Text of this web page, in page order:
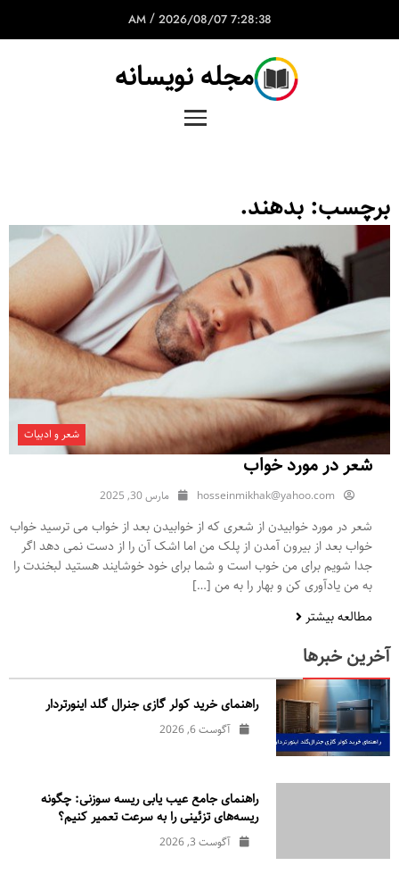
7:28:38 AM
/ 2026/08/07
مجله نویسانه
برچسب: بدهند.
شعر و ادبیات
شعر در مورد خواب
hosseinmikhak@yahoo.com مارس 30, 2025
شعر در مورد خوابیدن از شعری که از خوابیدن بعد از خواب می ترسید خواب
خواب بعد از بیرون آمدن از پلک من اما اشک آن را از دست نمی دهد اگر
جدا شویم برای من خوب است و شما برای خود خوشایند هستید لبخندت را
به من یادآوری کن و بهار را به من […]
مطالعه بیشتر
آخرین خبرها
راهنمای خرید کولر گازی جنرال‌ گلد اینورتر‌دار
آگوست 6, 2026
راهنمای جامع عیب یابی ریسه سوزنی: چگونه
ریسه‌های تزئینی را به سرعت تعمیر کنیم؟
آگوست 3, 2026